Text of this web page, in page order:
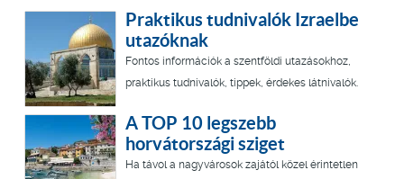
Praktikus tudnivalók Izraelbe
utazóknak
Fontos információk a szentföldi utazásokhoz,
praktikus tudnivalók, tippek, érdekes látnivalók.
A TOP 10 legszebb
horvátországi sziget
Ha távol a nagyvárosok zajától közel érintetlen